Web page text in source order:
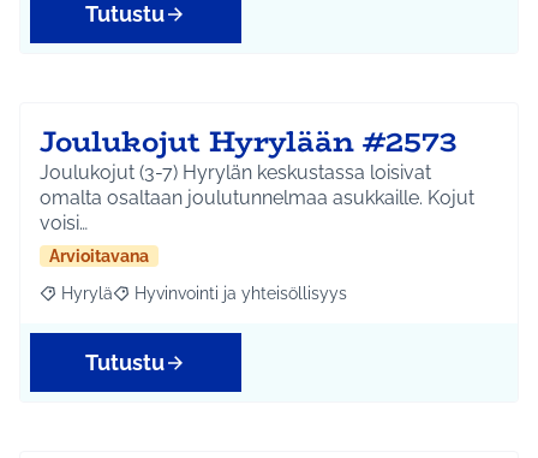
Tutustu
Joulukojut Hyrylään #2573
Joulukojut (3-7) Hyrylän keskustassa loisivat
omalta osaltaan joulutunnelmaa asukkaille. Kojut
voisi…
Arvioitavana
Rajaa tulokset aihepiirin mukaan: Hyrylä
Hyrylä Rajaa tulokset teeman mukaan: Hyvinvointi ja
Hyvinvointi ja yhteisöllisyys
Tutustu